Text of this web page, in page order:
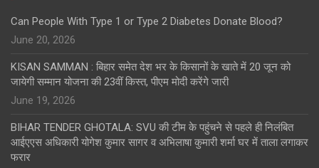
Can People With Type 1 or Type 2 Diabetes Donate Blood?
June 20, 2026
KISAN SAMMAN : बिहार समेत देश भर के किसानों के खाते में 20 जून को
जायेगी सम्मान योजना की 23वीं किस्त, पीएम मोदी करेंगे जारी
June 19, 2026
BIHAR TENDER GHOTALA: SVU की टीम के पहुंचने से पहले ही निलंबित
आईएएस अधिकारी योगेश कुमार सागर व अभिलाषा कुमारी शर्मा घर में ताला लगाकर
फरार